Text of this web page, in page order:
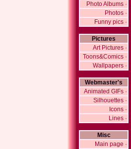
Photo Albums ·
Photos ·
Funny pics ·
Pictures
Art Pictures ·
Toons&Comics ·
Wallpapers ·
Webmaster's
Animated GIFs ·
Silhouettes ·
Icons ·
Lines ·
Misc
Main page ·